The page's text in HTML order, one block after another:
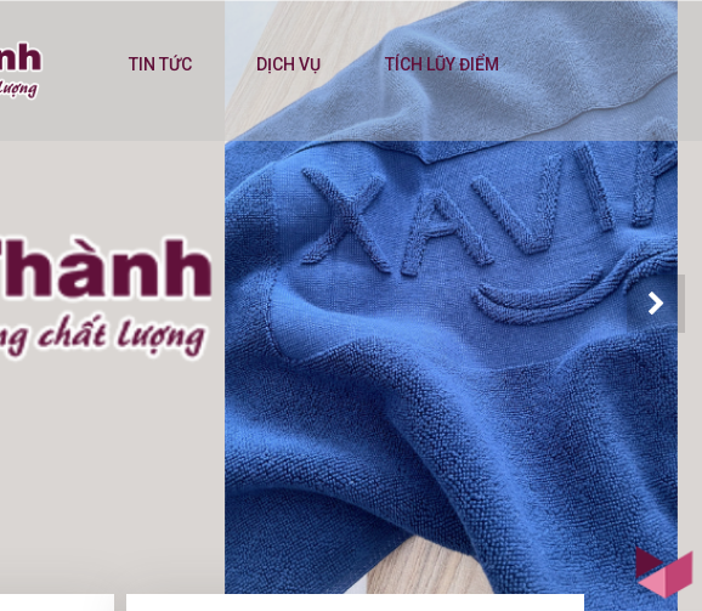
TIN TỨC DỊCH VỤ TÍCH LŨY ĐIỂM